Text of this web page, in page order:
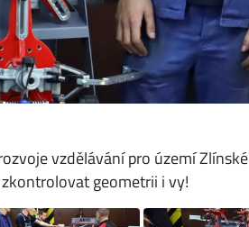
vzdělávání pro území
geometrii i vy!